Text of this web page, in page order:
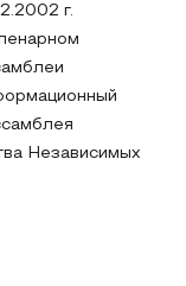
г.
Независимых